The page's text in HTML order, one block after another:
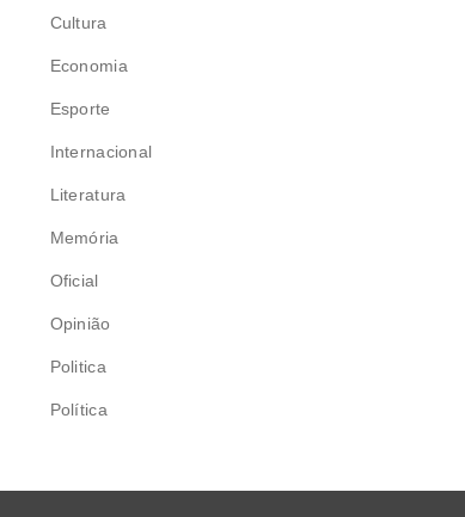
Cultura
Economia
Esporte
Internacional
Literatura
Memória
Oficial
Opinião
Politica
Política